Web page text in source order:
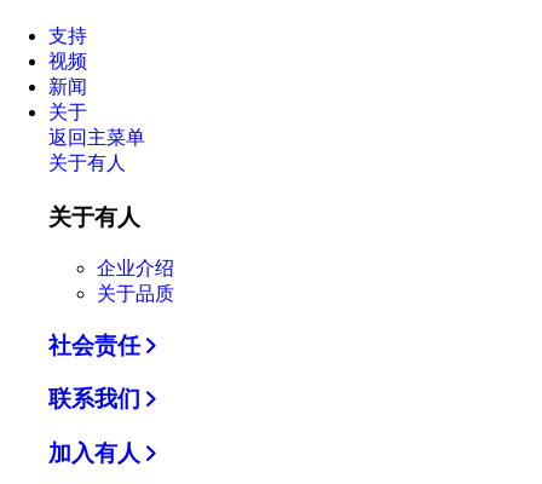
支持
视频
新闻
关于
返回主菜单
关于有人
关于有人
企业介绍
关于品质
社会责任
联系我们
加入有人